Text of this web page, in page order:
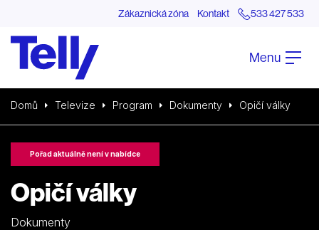
Zákaznická zóna Kontakt 533 427 533
Menu
Domů Televize Program Dokumenty Opičí války
Pořad aktuálně není v nabídce
Opičí války
Dokumenty